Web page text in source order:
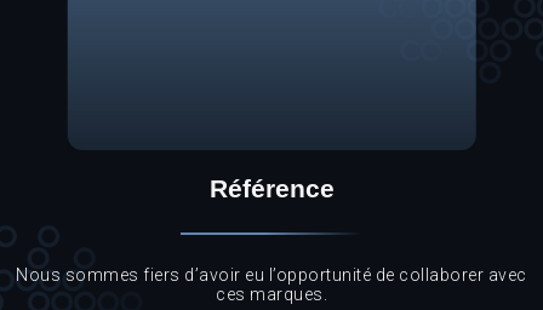
Référence
Nous sommes fiers d’avoir eu l’opportunité de collaborer avec
ces marques.